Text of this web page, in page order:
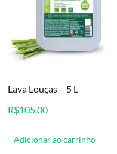
Lava Louças – 5 L
R$105,00
Adicionar ao carrinho